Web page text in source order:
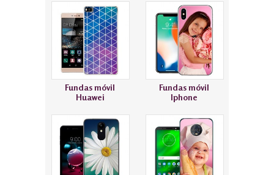
Fundas móvil
Huawei
Fundas móvil
Iphone